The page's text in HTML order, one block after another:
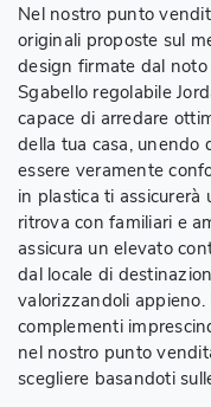
Nel nostro punto
originali proposte sul
design firmate dal noto
Sgabello regolabile
capace di arredare
della tua casa, unendo
essere veramente
in plastica ti assicurerà
ritrova con familiari e
assicura un elevato
dal locale di
valorizzandoli
complementi
nel nostro punto
scegliere basandoti